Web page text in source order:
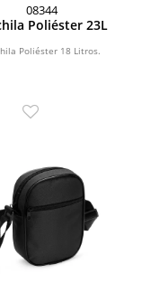
08344
Poliéster 23L
Poliéster 18 Litros.